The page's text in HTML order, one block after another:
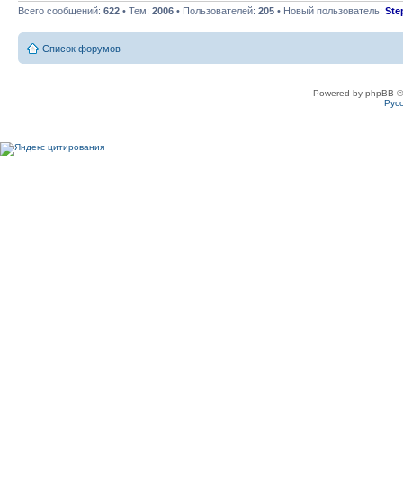
Всего сообщений: 622 • Тем: 2006 • Пользователей: 205 • Новый пользователь:
Список форумов
Powered by phpBB